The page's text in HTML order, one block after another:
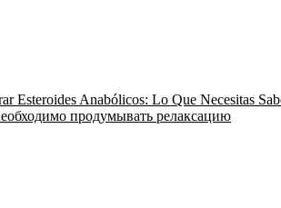
Esteroides Anabólicos: Lo Que Necesitas
продумывать релаксацию